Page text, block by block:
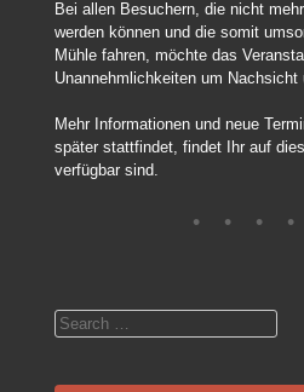
Bei allen Besuchern, die nicht
werden können und die somit
Mühle fahren, möchte das
Unannehmlichkeiten um Nachsicht
Mehr Informationen und neue
später stattfindet, findet Ihr auf
verfügbar sind.
Search